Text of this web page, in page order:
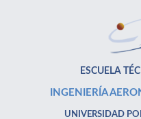
ESCUELA
INGENIERÍA
UNIVERSIDAD